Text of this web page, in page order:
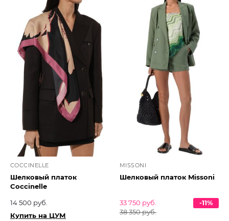
COCCINELLE
Шелковый платок
Coccinelle
14 500 руб.
Купить на ЦУМ
MISSONI
Шелковый платок Missoni
33 750 руб.
38 350 руб.
-11%